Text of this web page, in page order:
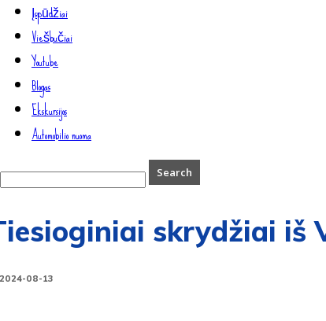
Įspūdžiai
Viešbučiai
Youtube
Blogas
Ekskursijos
Automobilio nuoma
skrydžiai iš
2024-08-13